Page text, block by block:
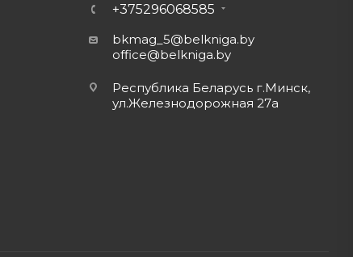
+375296068585
bkmag_5@belkniga.by
office@belkniga.by
Республика Беларусь г.Минск,
ул.Железнодорожная 27а